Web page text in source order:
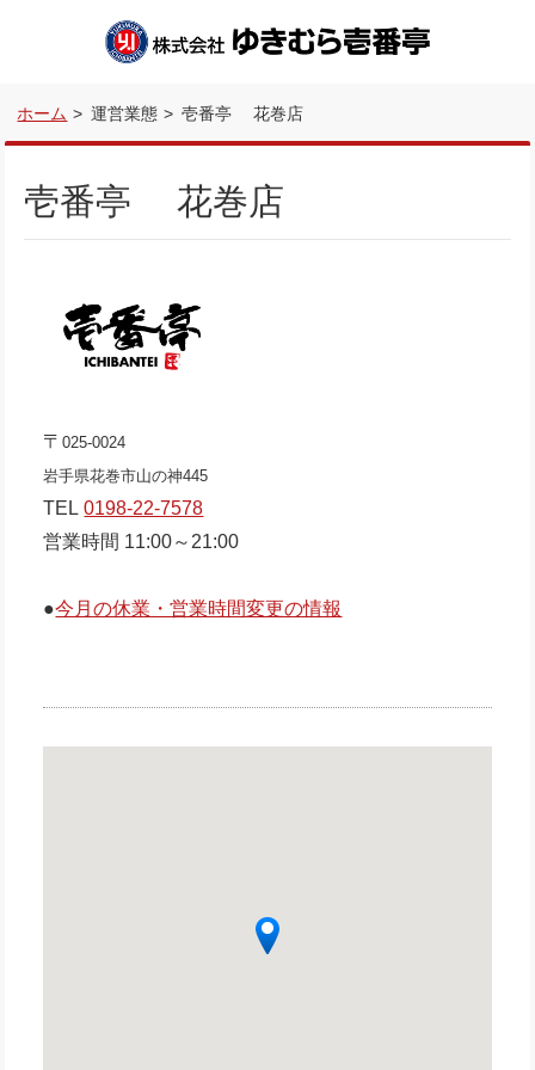
ホーム 運営業態 壱番亭 花巻店
壱番亭 花巻店
〒025-0024
岩手県花巻市山の神445
TEL0198-22-7578
営業時間 11:00～21:00
●今月の休業・営業時間変更の情報